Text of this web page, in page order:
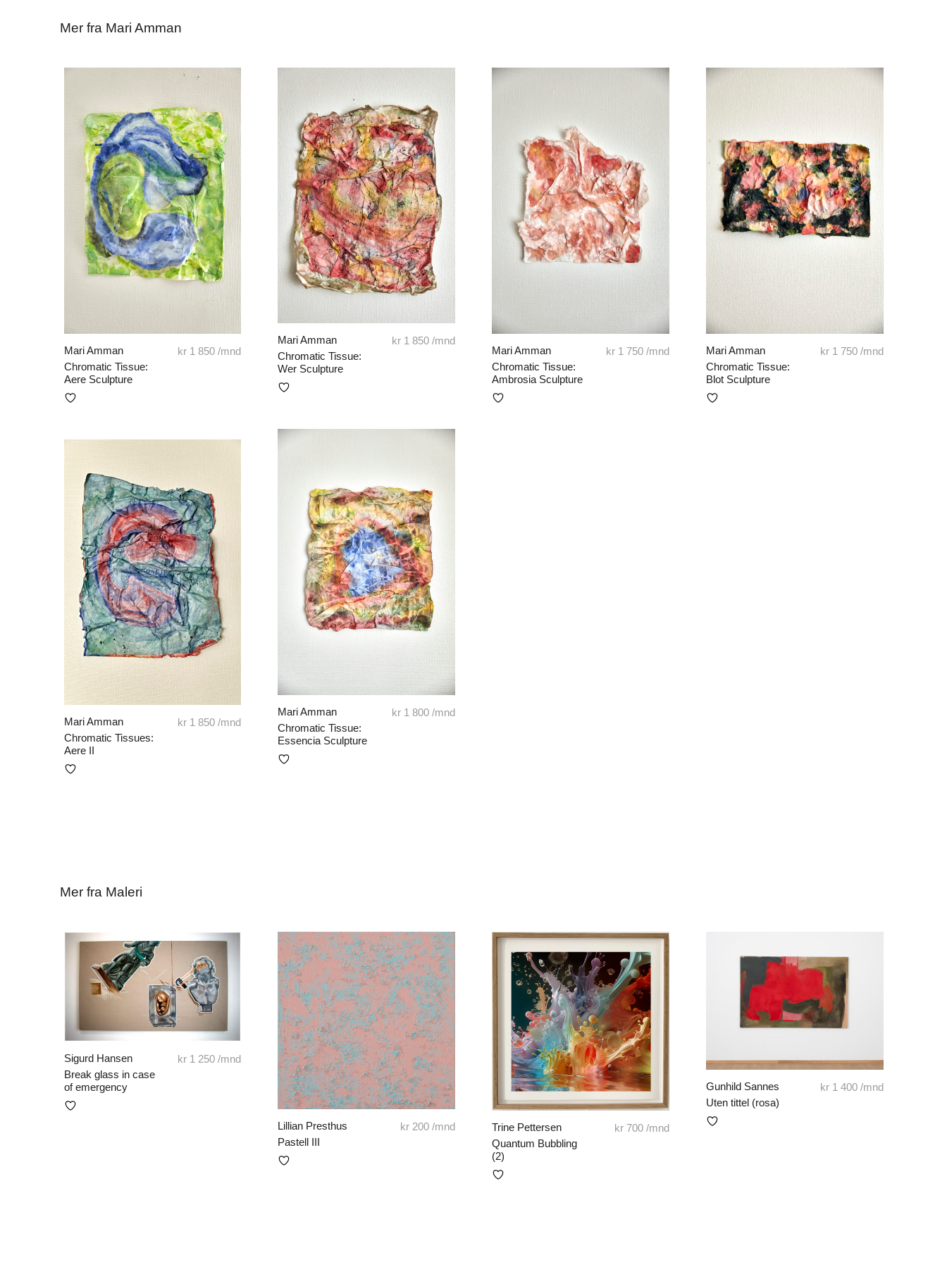
Mer fra Mari Amman
Mari Amman
Chromatic Tissue:
Aere Sculpture
kr 1 850 /mnd
Mari Amman
Chromatic Tissue:
Wer Sculpture
kr 1 850 /mnd
Mari Amman
Chromatic Tissue:
Ambrosia Sculpture
kr1 750/mnd
Mari Amman
Chromatic Tissue:
Blot Sculpture
kr1 750/mnd
Mari Amman
Chromatic Tissue:
Essencia Sculpture
kr 1 800 /mnd
Mari Amman
Chromatic Tissues:
Aere II
kr 1 850 /mnd
Mer fra Maleri
Sigurd Hansen
Break glass in case
of emergency
kr 1 250 /mnd
Lillian Presthus
Pastell III
kr 200 /mnd
Trine Pettersen
Quantum Bubbling
(2)
kr700/mnd
Gunhild Sannes
Uten tittel (rosa)
kr1 400/mnd